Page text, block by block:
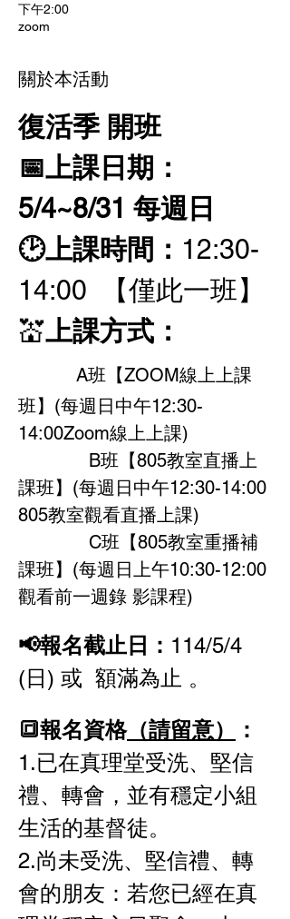
下午2:00
zoom
關於本活動
復活季 開班
📅上課日期：
5/4~8/31 每週日
🕑上課時間： 12:30-
14:00  【僅此一班】
💒上課方式：
A班【ZOOM線上上課
班】(每週日中午12:30-
14:00Zoom線上上課)
課班】(每週日中午12:30-14:00
805教室觀看直播上課)
課班】(每週日上午10:30-12:00
觀看前一週錄 影課程)
📢報名截止日： 114/5/4
(日) 或  額滿為止 。
🔳報名資格（請留意）
：
1.已在真理堂受洗、堅信
禮、轉會，並有穩定小組
生活的基督徒。
2.尚未受洗、堅信禮、轉
會的朋友：若您已經在真